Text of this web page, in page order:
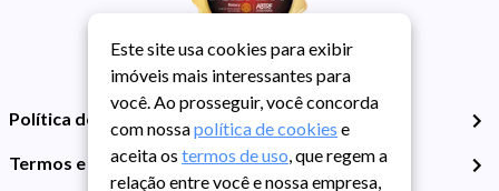
Política de Privacidade
Termos e Condições de Uso
Este site usa cookies para exibir
imóveis mais interessantes para
você. Ao prosseguir, você concorda
com nossapolítica de cookies e
aceita os termos de uso, que regem a
relação entre você e nossa empresa,